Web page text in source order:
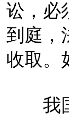
讼，必
到庭，
收取。
我国